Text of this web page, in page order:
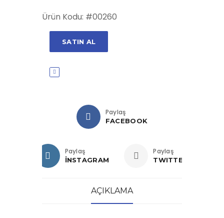
Ürün Kodu: #00260
SATIN AL
Paylaş
FACEBOOK
Paylaş
İNSTAGRAM
Paylaş
TWITTER
AÇIKLAMA